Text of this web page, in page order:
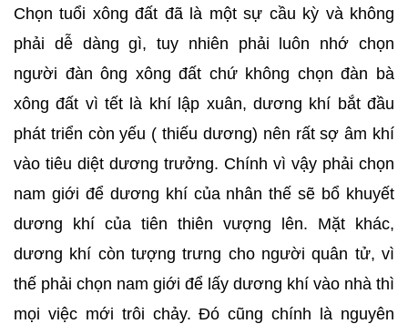
Chọn tuổi xông đất đã là một sự cầu kỳ và không
phải dễ dàng gì, tuy nhiên phải luôn nhớ chọn
người đàn ông xông đất chứ không chọn đàn bà
xông đất vì tết là khí lập xuân, dương khí bắt đầu
phát triển còn yếu ( thiếu dương) nên rất sợ âm khí
vào tiêu diệt dương trưởng. Chính vì vậy phải chọn
nam giới để dương khí của nhân thế sẽ bổ khuyết
dương khí của tiên thiên vượng lên. Mặt khác,
dương khí còn tượng trưng cho người quân tử, vì
thế phải chọn nam giới để lấy dương khí vào nhà thì
mọi việc mới trôi chảy. Đó cũng chính là nguyên